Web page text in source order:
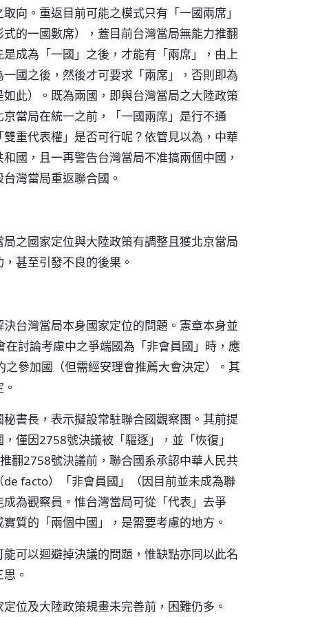
向。重返目前可能之模式只有「一國兩席」
的一國數席），蓋目前台灣當局無能力推翻
成為「一國」之後，才能有「兩席」，由上
國之後，然後才可要求「兩席」，否則即為
此）。既為兩國，即與台灣當局之大陸政策
當局在統一之前，「一國兩席」是行不通
重代表權」是否可行呢？依管見以為，中華
國，且一再警告台灣當局不准搞兩個中國，
灣當局重返聯合國。
之國家定位與大陸政策有調整且獲北京當局
甚至引發不良的後果。
台灣當局本身國家定位的問題。憲章本身並
討論考慮中之爭端國為「非會員國」時，應
參加國（但需經安理會推薦大會決定）。其
書長，表示擬設常駐聯合國觀察團。其前提
僅因2758號決議被「驅逐」，並「恢復」
翻2758號決議前，聯合國系承認中華人民共
facto）「非會員國」（因目前並未成為聯
為觀察員。惟台灣當局可從「代表」去爭
質的「兩個中國」，是需要考慮的地方。
可以迴避掉決議的問題，惟缺點亦同以此名
。
位及大陸政策規畫未完善前，困難仍多。